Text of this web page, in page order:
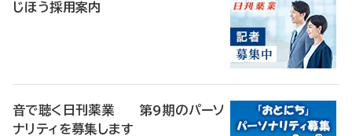
じほう採用案内
音で聴く日刊薬業 第9期のパーソ
ナリティを募集します